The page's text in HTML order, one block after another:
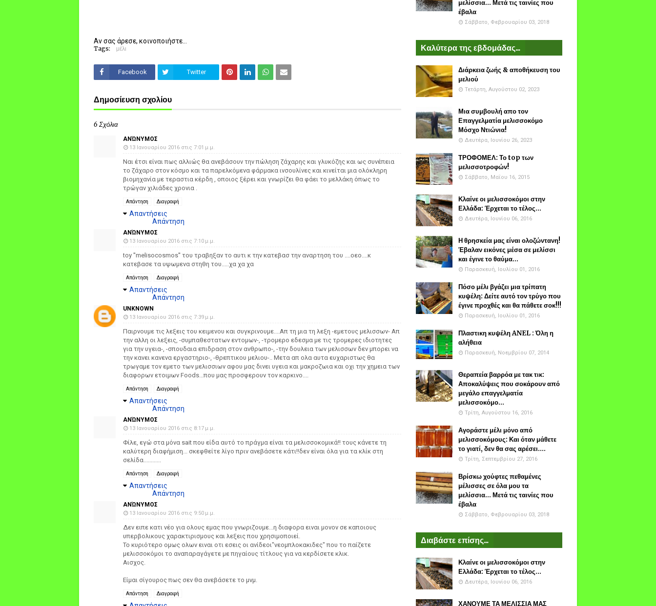
Αν σας άρεσε, κοινοποιήστε...
Tags: μέλι
Facebook Twitter
Δημοσίευση σχολίου
6 Σχόλια
ΑΝΏΝΥΜΟΣ
13 Ιανουαρίου 2016 στις 7:01 μ.μ.
Ναι έτσι είναι πως αλλιώς θα ανεβάσουν την πώληση ζάχαρης και γλυκόζης και ως συνέπεια
το ζάχαρο στον κόσμο και τα παρελκόμενα φάρμακα ινσουλίνες και κινείται μια ολόκληρη
βιομηχανία με τεραστια κέρδη , οποιος ξέρει και γνωρίζει θα φάει το μελλάκη όπως το
τρώγαν χιλιάδες χρονια .
Απάντηση Διαγραφή
Απαντήσεις
Απάντηση
ΑΝΏΝΥΜΟΣ
13 Ιανουαρίου 2016 στις 7:10 μ.μ.
toy ''melisocosmos'' του τραβηξαν το αυτι κ την κατεβασ την αναρτηση του ....οεο....κ
κατεβασε τα υψωμενα στηθη του.....χα χα χα
Απάντηση Διαγραφή
Απαντήσεις
Απάντηση
UNKNOWN
13 Ιανουαρίου 2016 στις 7:39 μ.μ.
Παιρνουμε τις λεξεις του κειμενου και συγκρινουμε....Απ τη μια τη λεξη -εμετους μελισσων- Απ
την αλλη οι λεξεις, -συμπαθεστατων εντομων-, -τρομερο εδεσμα με τις τρομερες ιδιοτητες
για την υγεια-, -σπουδαια επιδραση στον ανθρωπο-, -την δουλεια των μελισσων δεν μπορει να
την κανει κανενα εργαστηριο-, -θρεπτικου μελιου-.. Μετα απ ολα αυτα ευχαριστως θα
τρωγαμε τον εμετο των μελισσιων αφου μας δινει υγεια και μακροζωια και οχι την χημεια των
διαφορων ετοιμων Foods...που μας προσφερουν τον καρκινο....
Απάντηση Διαγραφή
Απαντήσεις
Απάντηση
ΑΝΏΝΥΜΟΣ
13 Ιανουαρίου 2016 στις 8:17 μ.μ.
Φίλε, εγώ στα μόνα sait που είδα αυτό το πράγμα είναι τα μελισσοκομικά!! τους κάνετε τη
καλύτερη διαφήμιση... σκεφθείτε λίγο πριν ανεβάσετε κάτι!!δεν είναι όλα για τα κλίκ στη
σελίδα............
Απάντηση Διαγραφή
Απαντήσεις
Απάντηση
ΑΝΏΝΥΜΟΣ
13 Ιανουαρίου 2016 στις 9:50 μ.μ.
Δεν ειπε κατι νέο για ολους εμας που γνωριζουμε...η διαφορα ειναι μονον σε καποιους
υπερβολικους χαρακτιρισμους και λεξεις που χρησιμοποιεί.
Το κυριότερο ομως ολων ειναι οτι εσεις οι ανίδεοι"νεομπλοκακιδες" που το παίζετε
μελισσοκόμοι το αναπαραγάγετε με πηγαίους τίτλους για να κερδίσετε κλικ.
Αισχος.
Είμαι σίγουρος πως σεν θα ανεβάσετε το μνμ.
Απάντηση Διαγραφή
μελίσσια... Μετά τις ταινίες που
έβαλα
Σάββατο, Φεβρουαρίου 03, 2018
Καλύτερα της εβδομάδας...
Διάρκεια ζωής & αποθήκευση του
μελιού
Τετάρτη, Αυγούστου 02, 2023
Μια συμβουλή απο τον
Επαγγελματία μελισσοκόμο
Μόσχο Ντιώνια!
Δευτέρα, Ιουνίου 26, 2023
ΤΡΟΦΟΜΕΛ: Το top των
μελισσοτροφών!
Σάββατο, Μαΐου 16, 2015
Κλαίνε οι μελισσοκόμοι στην
Ελλάδα: Έρχεται το τέλος...
Δευτέρα, Ιουνίου 06, 2016
Η θρησκεία μας είναι ολοζώντανη!
Έβαλαν εικόνες μέσα σε μελίσσι
και έγινε το θαύμα...
Παρασκευή, Ιουλίου 01, 2016
Πόσο μέλι βγάζει μια τρίπατη
κυψέλη: Δείτε αυτό τον τρύγο που
έγινε προχθές και θα πάθετε σοκ!!!
Παρασκευή, Ιουλίου 01, 2016
Πλαστικη κυψέλη ANEL : Όλη η
αλήθεια
Παρασκευή, Νοεμβρίου 07, 2014
Θεραπεία βαρρόα με τακ τικ:
Αποκαλύψεις που σοκάρουν από
μεγάλο επαγγελματία
μελισσοκόμο...
Τρίτη, Αυγούστου 16, 2016
Αγοράστε μέλι μόνο από
μελισσοκόμους: Και όταν μάθετε
το γιατί, δεν θα σας αρέσει....
Τρίτη, Σεπτεμβρίου 27, 2016
Βρίσκω χούφτες πεθαμένες
μέλισσες σε όλα μου τα
μελίσσια... Μετά τις ταινίες που
έβαλα
Σάββατο, Φεβρουαρίου 03, 2018
Διαβάστε επίσης...
Κλαίνε οι μελισσοκόμοι στην
Ελλάδα: Έρχεται το τέλος...
Δευτέρα, Ιουνίου 06, 2016
ΧΑΝΟΥΜΕ ΤΑ ΜΕΛΙΣΣΙΑ ΜΑΣ